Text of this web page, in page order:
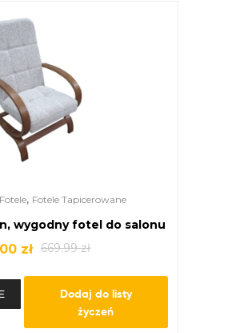
Fotele, Fotele Tapicerowane
wygodny fotel do salonu
669.99zł
zł
Dodaj do listy
życzeń